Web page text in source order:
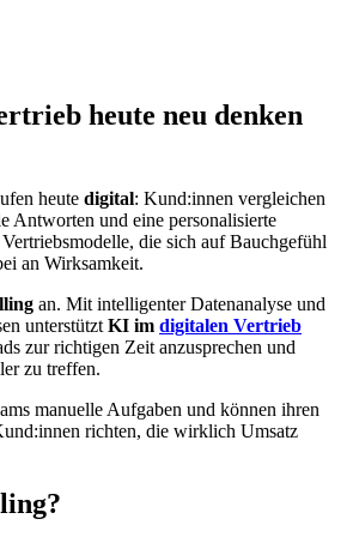
heute neu denken
heute digital: Kund:innen vergleichen
Antworten und eine personalisierte
die sich auf Bauchgefühl
an Wirksamkeit.
an. Mit intelligenter Datenanalyse und
unterstützt KI im digitalen Vertrieb
zur richtigen Zeit anzusprechen und
zu treffen.
manuelle Aufgaben und können ihren
richten, die wirklich Umsatz